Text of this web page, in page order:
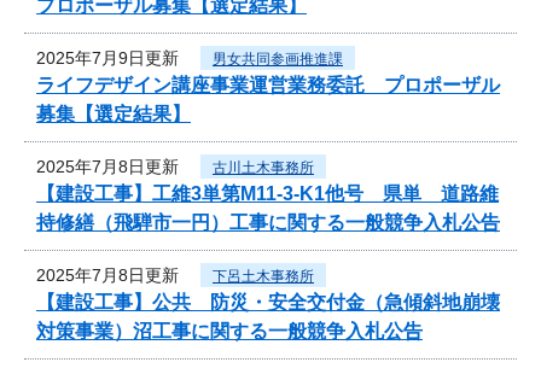
プロポーザル募集【選定結果】
2025年7月9日更新 男女共同参画推進課
ライフデザイン講座事業運営業務委託 プロポーザル
募集【選定結果】
2025年7月8日更新 古川土木事務所
【建設工事】工維3単第M11-3-K1他号 県単 道路維
持修繕（飛騨市一円）工事に関する一般競争入札公告
2025年7月8日更新 下呂土木事務所
【建設工事】公共 防災・安全交付金（急傾斜地崩壊
対策事業）沼工事に関する一般競争入札公告